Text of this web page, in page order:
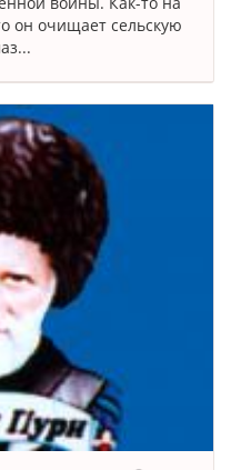
он очищает сельскую